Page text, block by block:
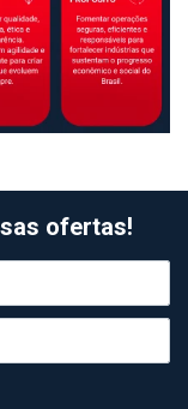
ofertas!